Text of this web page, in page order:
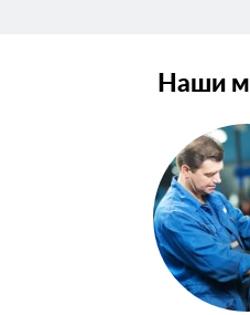
Наши